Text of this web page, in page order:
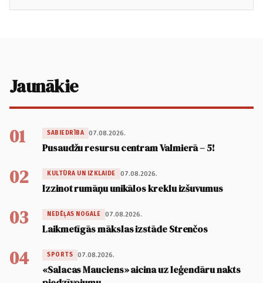
Jaunākie
01 SABIEDRĪBA 07.08.2026.
Pusaudžu resursu centram Valmierā – 5!
02 KULTŪRA UN IZKLAIDE 07.08.2026.
Izzinot rumāņu unikālos kreklu izšuvumus
03 NEDĒĻAS NOGALE 07.08.2026.
Laikmetīgās mākslas izstāde Strenčos
04 SPORTS 07.08.2026.
«Salacas Mauciens» aicina uz leģendāru nakts